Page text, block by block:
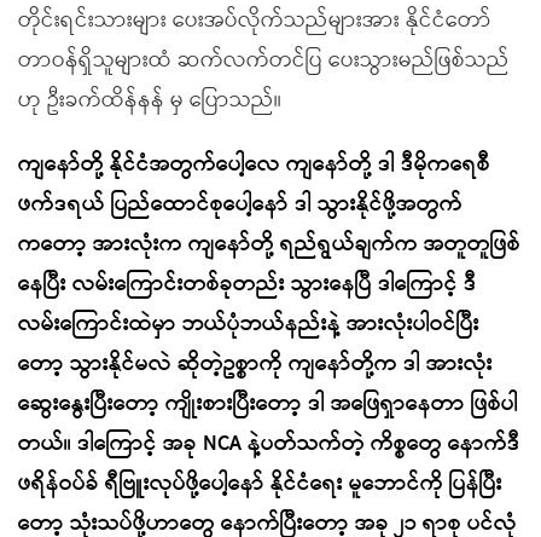
တိုင်းရင်းသားများ ပေးအပ်လိုက်သည်များအား နိုင်ငံတော်
တာဝန်ရှိသူများထံ ဆက်လက်တင်ပြ ပေးသွားမည်ဖြစ်သည်
ဟု ဦးခက်ထိန်နန် မှ ပြောသည်။
ကျနော်တို့ နိုင်ငံအတွက်ပေါ့လေ ကျနော်တို့ ဒါ ဒီမိုကရေစီ
ဖက်ဒရယ် ပြည်ထောင်စုပေါ့နော် ဒါ သွားနိုင်ဖို့အတွက်
ကတော့ အားလုံးက ကျနော်တို့ ရည်ရွယ်ချက်က အတူတူဖြစ်
နေပြီး လမ်းကြောင်းတစ်ခုတည်း သွားနေပြီ ဒါကြောင့် ဒီ
လမ်းကြောင်းထဲမှာ ဘယ်ပုံဘယ်နည်းနဲ့ အားလုံးပါဝင်ပြီး
တော့ သွားနိုင်မလဲ ဆိုတဲ့ဥစ္စာကို ကျနော်တို့က ဒါ အားလုံး
ဆွေးနွေးပြီးတော့ ကျိုးစားပြီးတော့ ဒါ အဖြေရှာနေတာ ဖြစ်ပါ
တယ်။ ဒါကြောင့် အခု NCA နဲ့ပတ်သက်တဲ့ ကိစ္စတွေ နောက်ဒီ
ဖရိန်ဝပ်ခ် ရီဗြူးလုပ်ဖို့ပေါ့နော် နိုင်ငံရေး မူဘောင်ကို ပြန်ပြီး
တော့ သုံးသပ်ဖို့ဟာတွေ နောက်ပြီးတော့ အခု ၂၁ ရာစု ပင်လုံ